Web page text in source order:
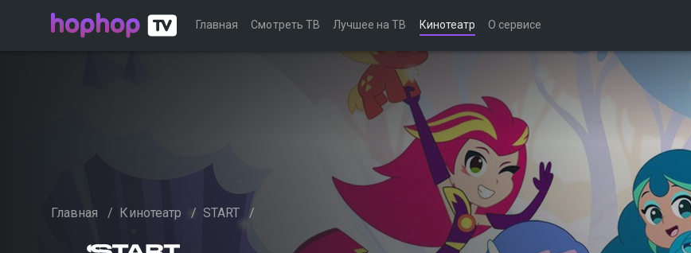
Главная Смотреть ТВ Лучшее на ТВ Кинотеатр О сервисе
Главная / Кинотеатр / START /